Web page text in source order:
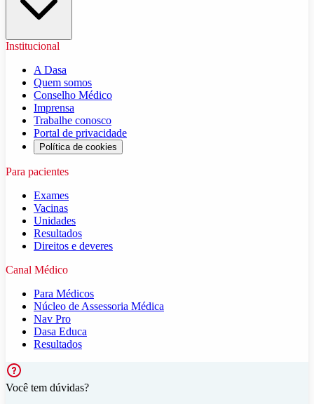
Institucional
A Dasa
Quem somos
Conselho Médico
Imprensa
Trabalhe conosco
Portal de privacidade
Política de cookies
Para pacientes
Exames
Vacinas
Unidades
Resultados
Direitos e deveres
Canal Médico
Para Médicos
Núcleo de Assessoria Médica
Nav Pro
Dasa Educa
Resultados
Você tem dúvidas?